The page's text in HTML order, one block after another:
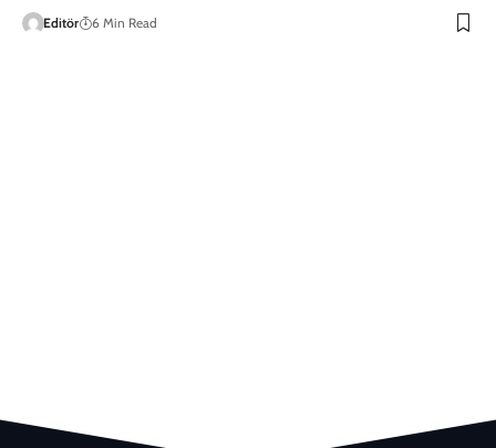
Editör 6 Min Read